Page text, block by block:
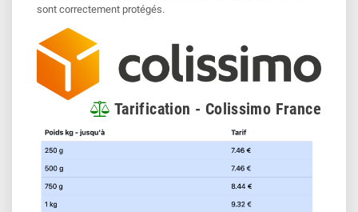
sont correctement protégés.
Tarification - Colissimo France